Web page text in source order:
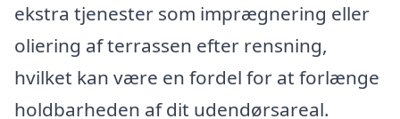
ekstra tjenester som imprægnering eller
oliering af terrassen efter rensning,
hvilket kan være en fordel for at forlænge
holdbarheden af dit udendørsareal.